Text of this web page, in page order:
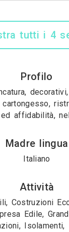
tutti i 4
Profilo
affidabilità,
Madre lingua
Italiano
Attività
Costruzioni
Edile,
Isolamenti,